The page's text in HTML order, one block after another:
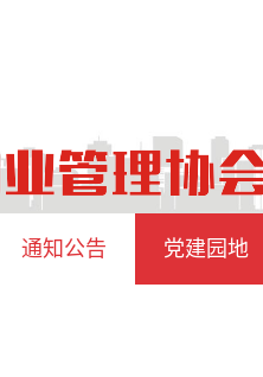
通知公告 党建园地